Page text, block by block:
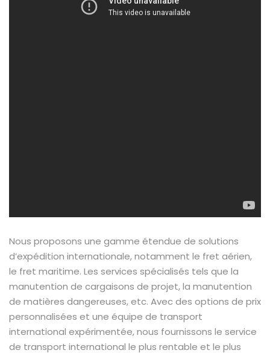
Nous proposons une gamme étendue de solutions
d’expédition internationale, notamment le fret aérien,
le fret maritime. Les services spécialisés tels que la
manutention de cargaisons de projet, la manutention
de matières dangereuses, etc. Avec des options de prix
personnalisées et une équipe de transport
international expérimentée, nous fournissons le service
de transport international le plus rentable et le plus